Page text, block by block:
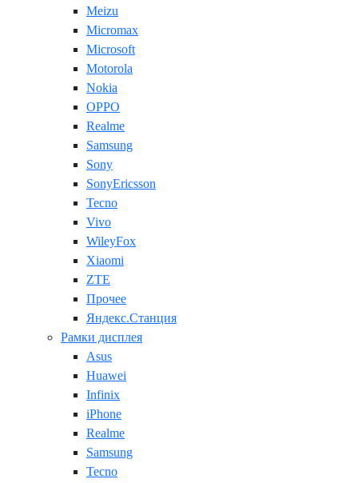
Meizu
Micromax
Microsoft
Motorola
Nokia
OPPO
Realme
Samsung
Sony
SonyEricsson
Tecno
Vivo
WileyFox
Xiaomi
ZTE
Прочее
Яндекс.Станция
Рамки дисплея
Asus
Huawei
Infinix
iPhone
Realme
Samsung
Tecno